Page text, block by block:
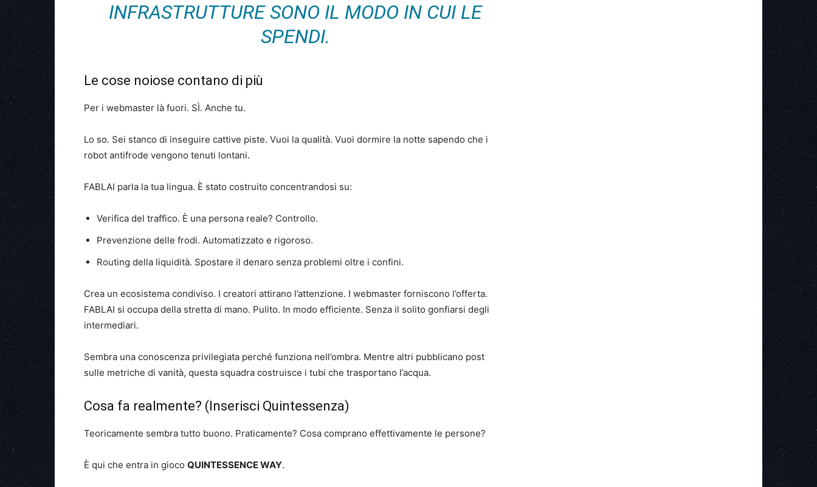
INFRASTRUTTURE SONO IL MODO IN CUI LE
SPENDI.
Le cose noiose contano di più
Per i webmaster là fuori. SÌ. Anche tu.
Lo so. Sei stanco di inseguire cattive piste. Vuoi la qualità. Vuoi dormire la notte sapendo che i
robot antifrode vengono tenuti lontani.
FABLAI parla la tua lingua. È stato costruito concentrandosi su:
Verifica del traffico. È una persona reale? Controllo.
Prevenzione delle frodi. Automatizzato e rigoroso.
Routing della liquidità. Spostare il denaro senza problemi oltre i confini.
Crea un ecosistema condiviso. I creatori attirano l’attenzione. I webmaster forniscono l’offerta.
FABLAI si occupa della stretta di mano. Pulito. In modo efficiente. Senza il solito gonfiarsi degli
intermediari.
Sembra una conoscenza privilegiata perché funziona nell’ombra. Mentre altri pubblicano post
sulle metriche di vanità, questa squadra costruisce i tubi che trasportano l’acqua.
Cosa fa realmente? (Inserisci Quintessenza)
Teoricamente sembra tutto buono. Praticamente? Cosa comprano effettivamente le persone?
È qui che entra in gioco QUINTESSENCE WAY.